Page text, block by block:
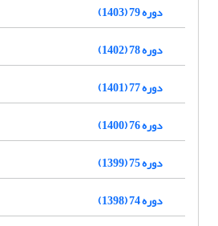
دوره 79 (1403)
دوره 78 (1402)
دوره 77 (1401)
دوره 76 (1400)
دوره 75 (1399)
دوره 74 (1398)